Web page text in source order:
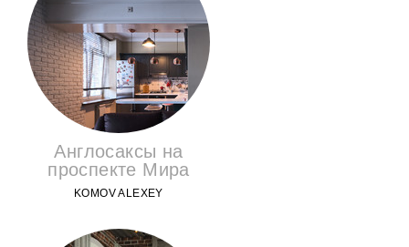
Англосаксы на
проспекте Мира
KOMOV ALEXEY